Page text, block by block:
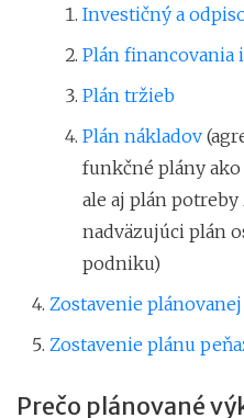
Investičný a
Plán
Plán tržieb
Plán nákladov
funkčné plány
ale aj plán potreby
nadväzujúci plán
podniku)
Zostavenie
Zostavenie plánu
Prečo plánované